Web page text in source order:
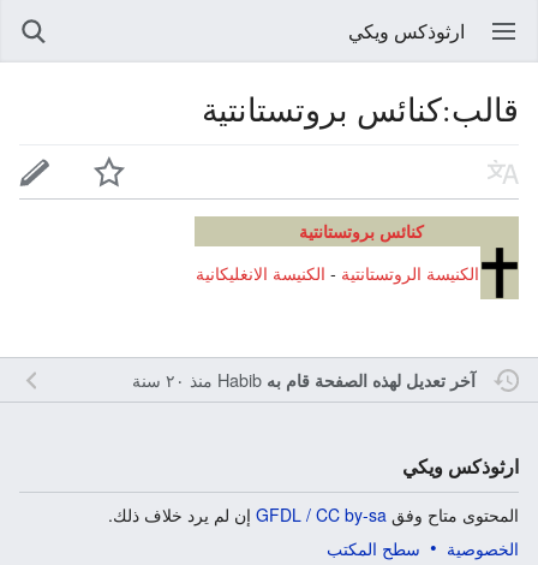
ارثوذكس ويكي
قالب:كنائس بروتستانتية
كنائس بروتستانتية
الكنيسة الروتستانتية - الكنيسة الانغليكانية
آخر تعديل لهذه الصفحة قام به Habib منذ ٢٠ سنة
ارثوذكس ويكي
المحتوى متاح وفق GFDL / CC by-sa إن لم يرد خلاف ذلك.
الخصوصية
سطح المكتب